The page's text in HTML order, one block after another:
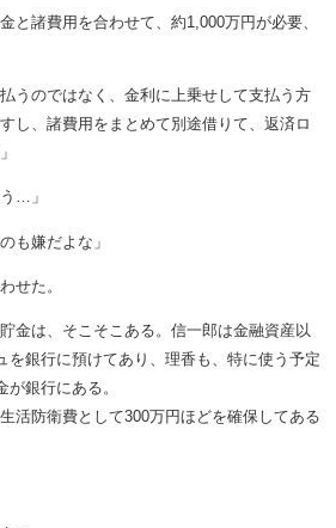
と諸費用を合わせて、約1,000万円が必要、
うのではなく、金利に上乗せして支払う方
し、諸費用をまとめて別途借りて、返済ロ
…」
も嫌だよな」
せた。
金は、そこそこある。信一郎は金融資産以
を銀行に預けてあり、理香も、特に使う予定
銀行にある。
活防衛費として300万円ほどを確保してある